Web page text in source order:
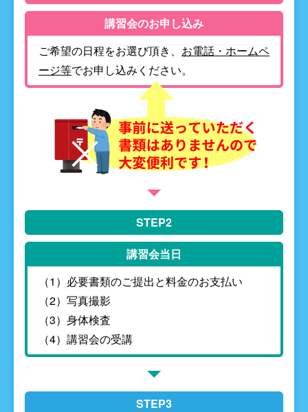
講習会のお申し込み
ご希望の日程をお選び頂き、 お電話・ホームペ
ージ等でお申し込みください。
STEP2
講習会当日
（1）必要書類のご提出と料金のお支払い
（2）写真撮影
（3）身体検査
（4）講習会の受講
STEP3